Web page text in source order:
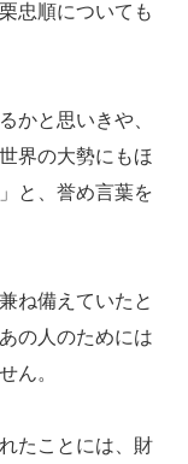
忠順についても
かと思いきや、
界の大勢にもほ
と、誉め言葉を
ね備えていたと
の人のためには
ん。
たことには、財